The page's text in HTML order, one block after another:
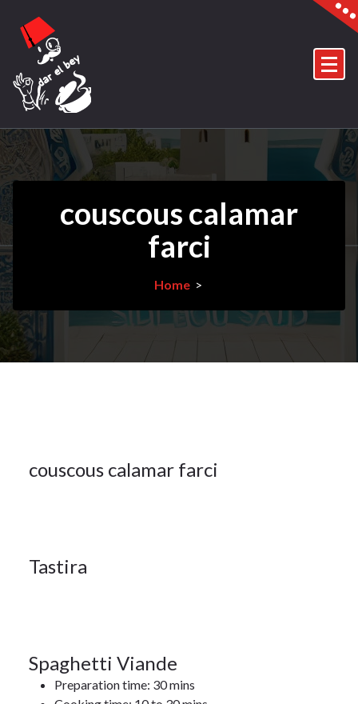
content
couscous calamar
farci
Home>
6
6Dec
couscous calamar farci
23
2025
Tastira
17
2022
Spaghetti Viande
Preparation time: 30 mins